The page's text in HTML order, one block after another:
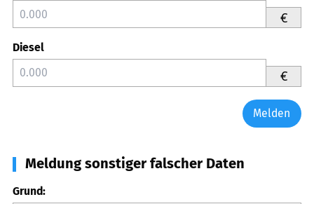
€
Diesel
€
Melden
Meldung sonstiger falscher Daten
Grund: